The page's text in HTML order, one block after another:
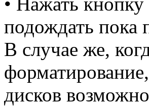
подождать пока
В случае же,
дисков